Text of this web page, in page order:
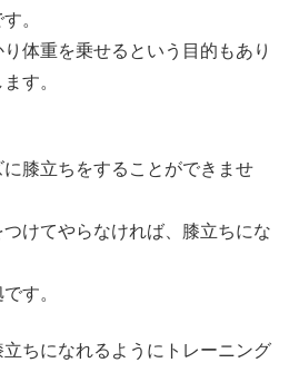
。
体重を乗せるという目的もあり
す。
膝立ちをすることができませ
つけてやらなければ、膝立ちにな
す。
ちになれるようにトレーニング